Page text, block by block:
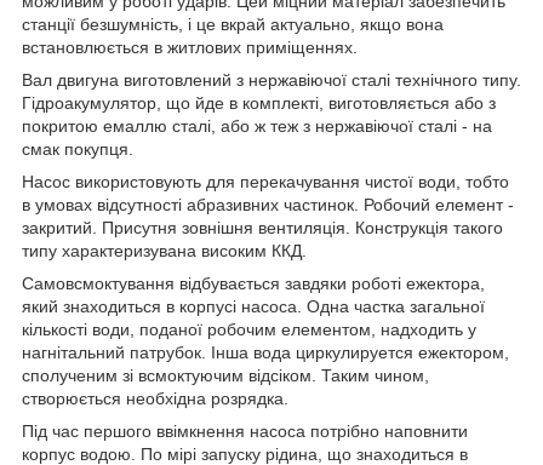
станції безшумність, і це вкрай актуально, якщо вона
встановлюється в житлових приміщеннях.
Вал двигуна виготовлений з нержавіючої сталі технічного типу.
Гідроакумулятор, що йде в комплекті, виготовляється або з
покритою емаллю сталі, або ж теж з нержавіючої сталі - на
смак покупця.
Насос використовують для перекачування чистої води, тобто
в умовах відсутності абразивних частинок. Робочий елемент -
закритий. Присутня зовнішня вентиляція. Конструкція такого
типу характеризувана високим ККД.
Самовсмоктування відбувається завдяки роботі ежектора,
який знаходиться в корпусі насоса. Одна частка загальної
кількості води, поданої робочим елементом, надходить у
нагнітальний патрубок. Інша вода циркулируется ежектором,
сполученим зі всмоктуючим відсіком. Таким чином,
створюється необхідна розрядка.
Під час першого ввімкнення насоса потрібно наповнити
корпус водою. По мірі запуску рідина, що знаходиться в